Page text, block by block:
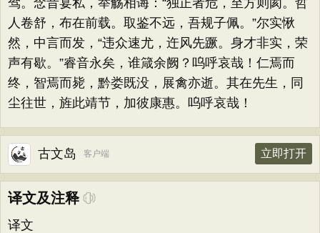
驾。念昔宴私，举觞相诲：“独正者危，至方则阂。哲
人卷舒，布在前载。取鉴不远，吾规子佩。”尔实愀
然，中言而发，“违众速尤，迕风先蹶。身才非实，荣
声有歇。”睿音永矣，谁箴余阙？呜呼哀哉！仁焉而
终，智焉而毙，黔娄既没，展禽亦逝。其在先生，同
尘往世，旌此靖节，加彼康惠。呜呼哀哉！
古文岛 客户端 立即打开
译文及注释
译文